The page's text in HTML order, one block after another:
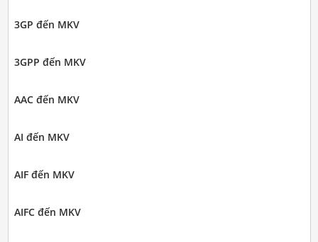
3GP đến MKV
3GPP đến MKV
AAC đến MKV
AI đến MKV
AIF đến MKV
AIFC đến MKV